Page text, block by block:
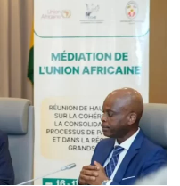
Guinée
Réforme
Bénin :